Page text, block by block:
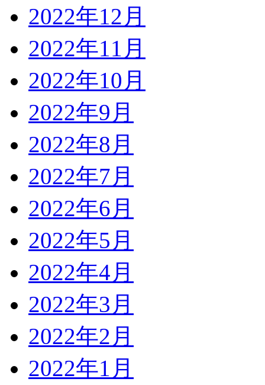
2022年12月
2022年11月
2022年10月
2022年9月
2022年8月
2022年7月
2022年6月
2022年5月
2022年4月
2022年3月
2022年2月
2022年1月